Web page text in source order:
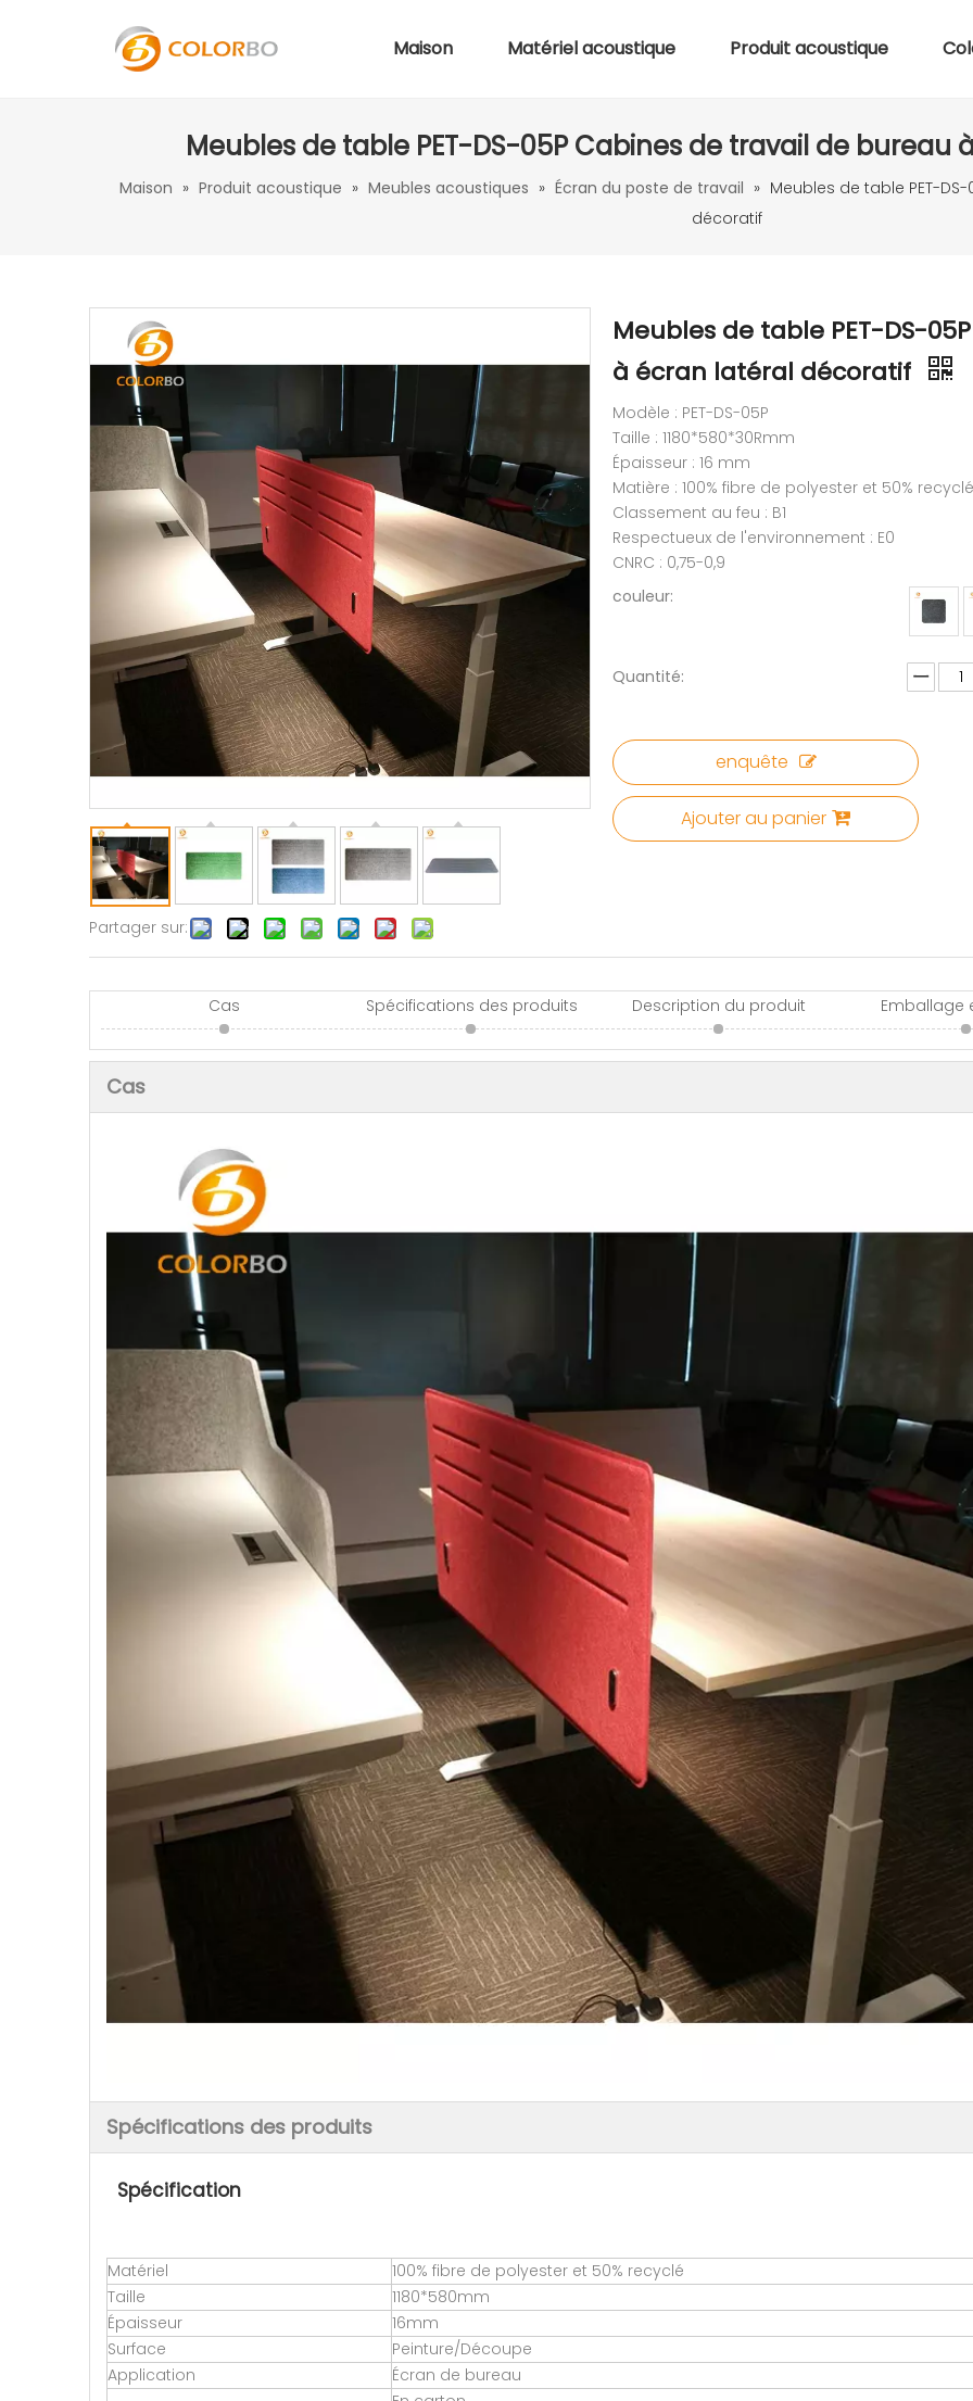
Maison Matériel acoustique Produit acoustique
Meubles de table PET-DS-05P Cabines de travail de
Maison » Produit acoustique » Meubles acoustiques » Écran du poste de travail » Meubles de table PET-
décoratif
Partager sur:
Meubles de table PET-DS-
à écran latéral décoratif
Modèle : PET-DS-05P
Taille : 1180*580*30Rmm
Épaisseur : 16 mm
Matière : 100% fibre de polyester et 50% recyclé
Classement au feu : B1
Respectueux de l'environnement : E0
CNRC : 0,75-0,9
couleur:
Quantité:
enquête
Ajouter au panier
Cas Spécifications des produits Description du produit Emballage
Cas
Spécifications des produits
Spécification
Matériel
100% fibre de polyester et 50% recyclé
Taille
1180*580mm
Épaisseur
16mm
Surface
Peinture/Découpe
Application
Écran de bureau